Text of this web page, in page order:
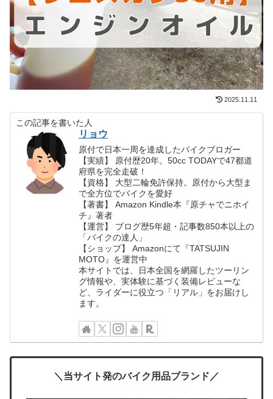
2025.11.11
この記事を書いた人
リョウ
原付で日本一周を達成したバイクブロガー
【実績】 原付歴20年。50cc TODAYで47都道
府県を完全走破！
【資格】 大型二輪免許保持。原付から大型ま
で全方位でバイクを愛好
【著書】 Amazon Kindle本『原チャでニホイ
チ』著者
【運営】 ブログ歴5年超・記事数850本以上の
「バイクの達人」
【ショップ】 Amazonにて『TATSUJIN
MOTO』を運営中
本サイトでは、日本全国を網羅したツーリン
グ情報や、実体験に基づく装備レビューな
ど、ライダーに役立つ「リアル」をお届けし
ます。
＼当サイト発のバイク用品ブランド／